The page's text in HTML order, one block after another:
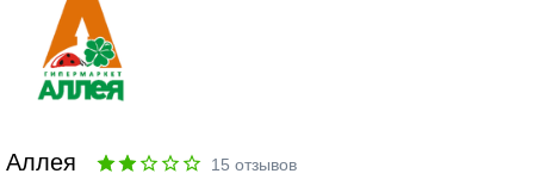
Аллея 15 отзывов